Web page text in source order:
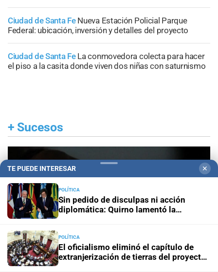
Ciudad de Santa Fe Nueva Estación Policial Parque
Federal: ubicación, inversión y detalles del proyecto
Ciudad de Santa Fe La conmovedora colecta para hacer
el piso a la casita donde viven dos niñas con saturnismo
+ Sucesos
TE PUEDE INTERESAR ✕
POLÍTICA
Sin pedido de disculpas ni acción
diplomática: Quirno lamentó la
POLÍTICA
El oficialismo eliminó el capítulo de
extranjerización de tierras del proyecto